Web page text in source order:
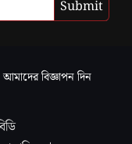
Submit
আমাদের বিজ্ঞাপন দিন